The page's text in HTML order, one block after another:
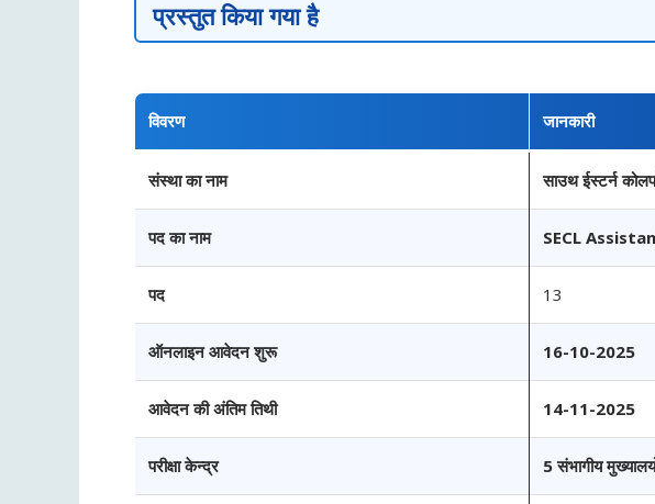
प्रस्तुत किया गया है
विवरण जानकारी
संस्था का नाम साउथ ईस्टर्न
पद का नाम SECL
पद 13
ऑनलाइन आवेदन शुरू 16-10-2025
आवेदन की अंतिम तिथी 14-11-2025
परीक्षा केन्द्र 5 संभागीय